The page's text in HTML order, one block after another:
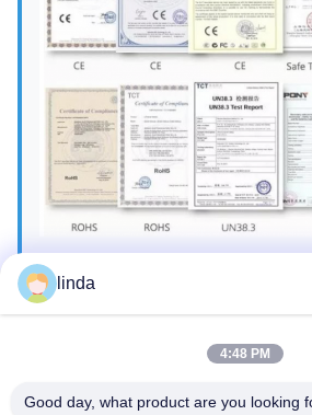
Tour por la Fábrica
Shenzhen Gold Power Energy Co.,
principales proveedores de baterías en
ofrecido varias baterías, incluyendo
desde 2001.
linda
4:48 PM
Good day, what product are you looking